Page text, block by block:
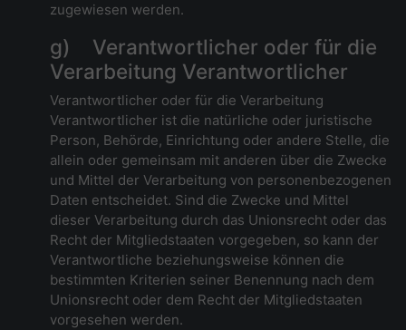
zugewiesen werden.
g) Verantwortlicher oder für die
Verarbeitung Verantwortlicher
Verantwortlicher oder für die Verarbeitung
Verantwortlicher ist die natürliche oder juristische
Person, Behörde, Einrichtung oder andere Stelle, die
allein oder gemeinsam mit anderen über die Zwecke
und Mittel der Verarbeitung von personenbezogenen
Daten entscheidet. Sind die Zwecke und Mittel
dieser Verarbeitung durch das Unionsrecht oder das
Recht der Mitgliedstaaten vorgegeben, so kann der
Verantwortliche beziehungsweise können die
bestimmten Kriterien seiner Benennung nach dem
Unionsrecht oder dem Recht der Mitgliedstaaten
vorgesehen werden.